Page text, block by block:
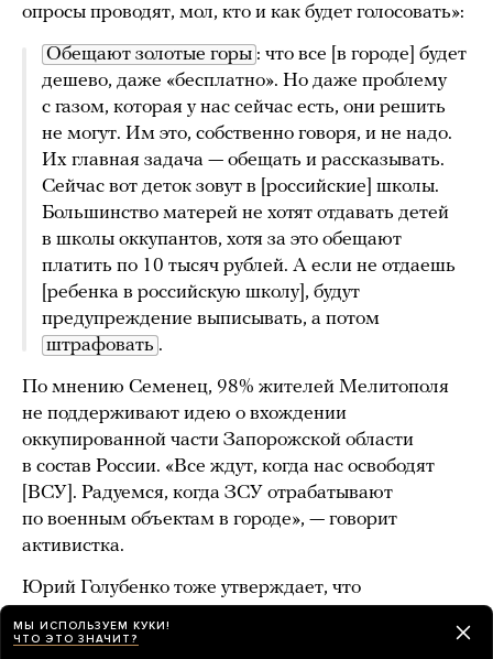
опросы проводят, мол, кто и как будет голосовать»:
Обещают золотые горы : что все [в городе] будет
дешево, даже «бесплатно». Но даже проблему
с газом, которая у нас сейчас есть, они решить
не могут. Им это, собственно говоря, и не надо.
Их главная задача — обещать и рассказывать.
Сейчас вот деток зовут в [российские] школы.
Большинство матерей не хотят отдавать детей
в школы оккупантов, хотя за это обещают
платить по 10 тысяч рублей. А если не отдаешь
[ребенка в российскую школу], будут
предупреждение выписывать, а потом
штрафовать .
По мнению Семенец, 98% жителей Мелитополя
не поддерживают идею о вхождении
оккупированной части Запорожской области
в состав России. «Все ждут, когда нас освободят
[ВСУ]. Радуемся, когда ЗСУ отрабатывают
по военным объектам в городе», — говорит
активистка.
Юрий Голубенко тоже утверждает, что
в основном это пенсионеры. Хотя, по его словам,
МЫ ИСПОЛЬЗУЕМ КУКИ!
ЧТО ЭТО ЗНАЧИТ?